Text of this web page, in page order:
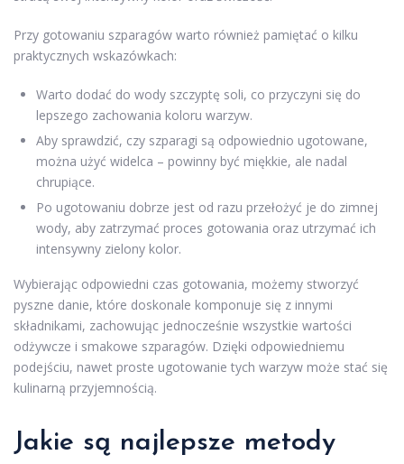
Przy gotowaniu szparagów warto również pamiętać o kilku
praktycznych wskazówkach:
Warto dodać do wody szczyptę soli, co przyczyni się do
lepszego zachowania koloru warzyw.
Aby sprawdzić, czy szparagi są odpowiednio ugotowane,
można użyć widelca – powinny być miękkie, ale nadal
chrupiące.
Po ugotowaniu dobrze jest od razu przełożyć je do zimnej
wody, aby zatrzymać proces gotowania oraz utrzymać ich
intensywny zielony kolor.
Wybierając odpowiedni czas gotowania, możemy stworzyć
pyszne danie, które doskonale komponuje się z innymi
składnikami, zachowując jednocześnie wszystkie wartości
odżywcze i smakowe szparagów. Dzięki odpowiedniemu
podejściu, nawet proste ugotowanie tych warzyw może stać się
kulinarną przyjemnością.
Jakie są najlepsze metody